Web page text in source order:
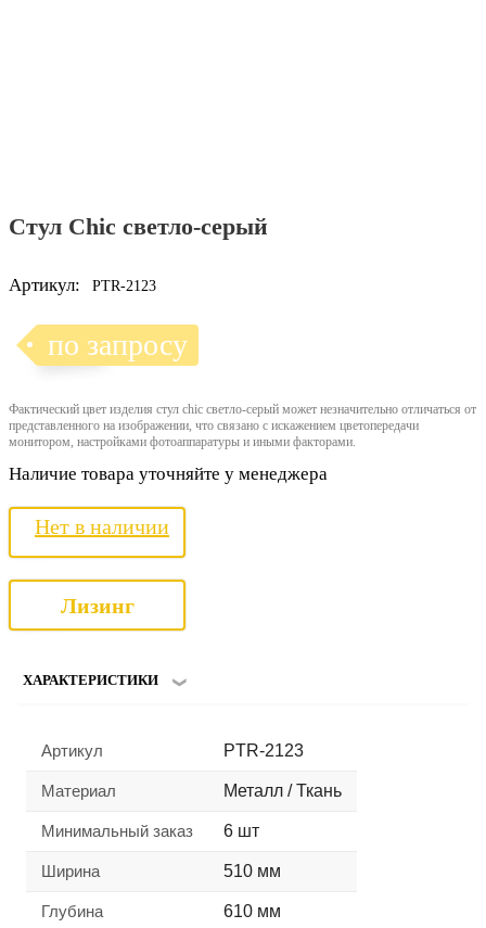
Стул Chic светло-серый
Артикул: PTR-2123
по запросу
Фактический цвет изделия стул chic светло-серый может незначительно отличаться от
представленного на изображении, что связано с искажением цветопередачи
монитором, настройками фотоаппаратуры и иными факторами.
Наличие товара уточняйте у менеджера
Нет в наличии
Лизинг
ХАРАКТЕРИСТИКИ
Артикул PTR-2123
Материал Металл / Ткань
Минимальный заказ 6 шт
Ширина 510 мм
Глубина 610 мм